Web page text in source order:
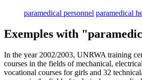
paramedical personnel paramedical
Exemples with
In the year 2002/2003, UNRWA training
courses in the fields of mechanical,
vocational courses for girls and 32